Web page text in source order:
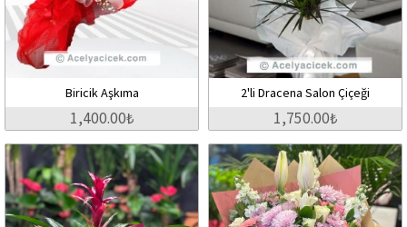
Biricik Aşkıma
1,400.00₺
2'li Dracena Salon Çiçeği
1,750.00₺